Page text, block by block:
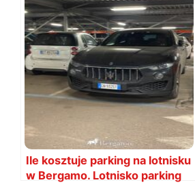
Ile kosztuje parking na lotnisku
w Bergamo. Lotnisko parking